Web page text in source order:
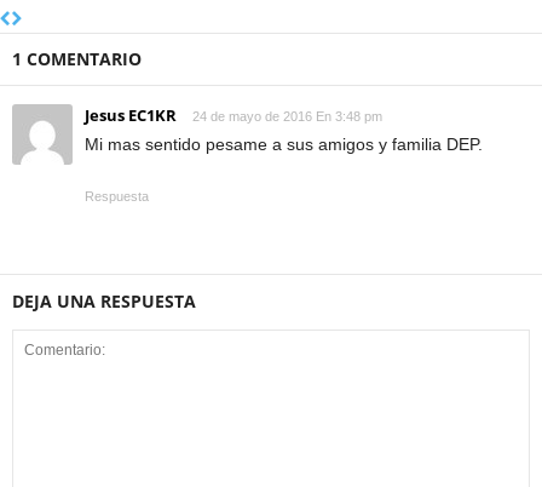
1 COMENTARIO
Jesus EC1KR 24 de mayo de 2016 En 3:48 pm
Mi mas sentido pesame a sus amigos y familia DEP.
Respuesta
DEJA UNA RESPUESTA